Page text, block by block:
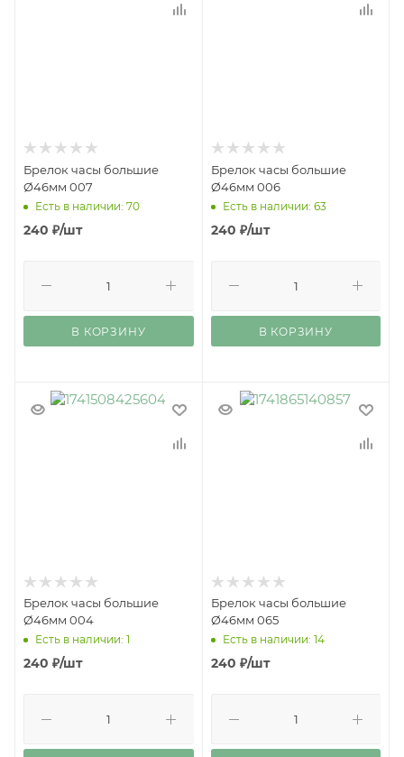
Брелок часы большие
Ø46мм 007
Есть в наличии: 70
240 ₽/шт
В КОРЗИНУ
Брелок часы большие
Ø46мм 006
Есть в наличии: 63
240 ₽/шт
В КОРЗИНУ
Брелок часы большие
Ø46мм 004
Есть в наличии: 1
240 ₽/шт
Брелок часы большие
Ø46мм 065
Есть в наличии: 14
240 ₽/шт